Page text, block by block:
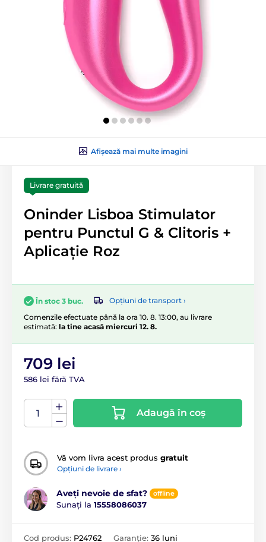
Afișează mai multe imagini
Livrare gratuită
Oninder Lisboa Stimulator
pentru Punctul G & Clitoris +
Aplicație Roz
În stoc 3 buc.
Opțiuni de transport ›
Comenzile efectuate până la ora 10. 8. 13:00, au livrare
estimată: la tine acasă miercuri 12. 8.
709 lei
586 lei fără TVA
Adaugă în coș
Vă vom livra acest produs gratuit
Opțiuni de livrare ›
Aveți nevoie de sfat? offline
Sunați la 15558086037
Cod produs: P24762 Garanție: 36 luni